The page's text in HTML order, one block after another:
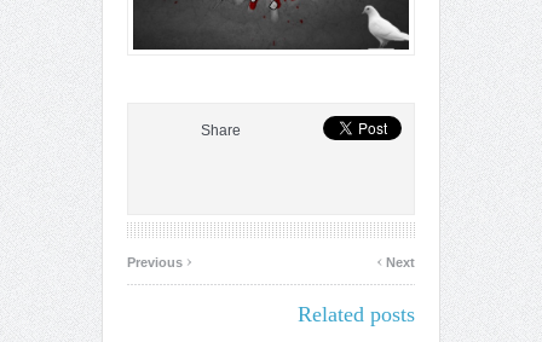
Share
‹ Next
›
Related posts